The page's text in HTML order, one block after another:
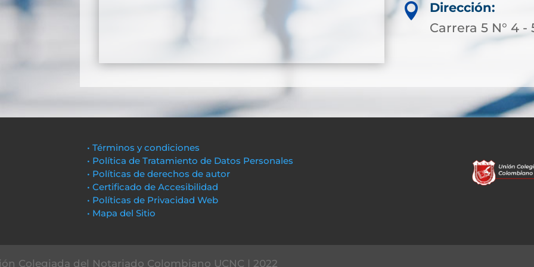

Dirección:
Carrera 5 N° 4 -
• Términos y condiciones
• Política de Tratamiento de Datos Personales
• Políticas de derechos de autor
• Certificado de Accesibilidad
• Políticas de Privacidad Web
• Mapa del Sitio
Colegiada del Notariado Colombiano UCNC | 2022